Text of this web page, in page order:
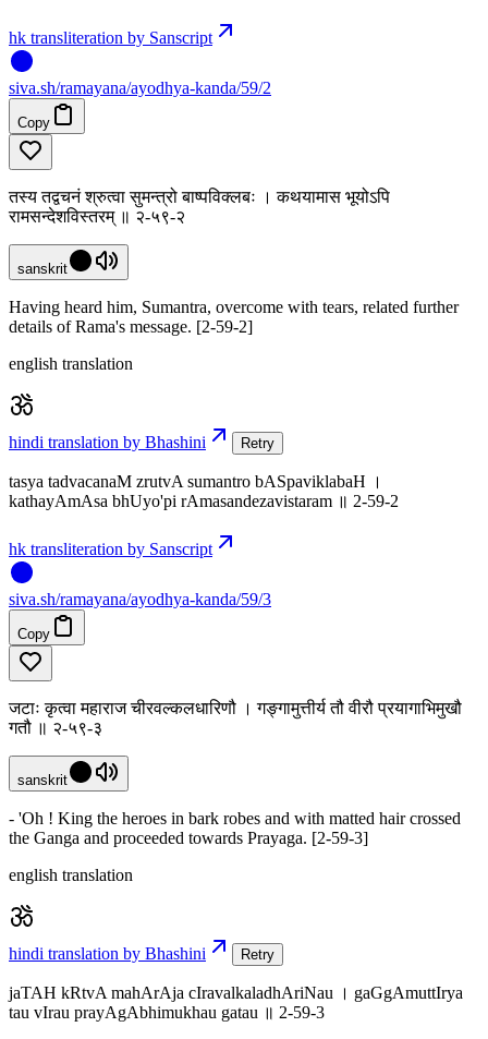
hk transliteration by Sanscript
siva.sh/ramayana/ayodhya-kanda/59/2
Copy
तस्य तद्वचनं श्रुत्वा सुमन्त्रो बाष्पविक्लबः । कथयामास भूयोऽपि
रामसन्देशविस्तरम् ॥ २-५९-२
sanskrit
Having heard him, Sumantra, overcome with tears, related further
details of Rama's message. [2-59-2]
english translation
hindi translation by Bhashini Retry
tasya tadvacanaM zrutvA sumantro bASpaviklabaH ।
kathayAmAsa bhUyo'pi rAmasandezavistaram ॥ 2-59-2
hk transliteration by Sanscript
siva.sh/ramayana/ayodhya-kanda/59/3
Copy
जटाः कृत्वा महाराज चीरवल्कलधारिणौ । गङ्गामुत्तीर्य तौ वीरौ प्रयागाभिमुखौ
गतौ ॥ २-५९-३
sanskrit
- 'Oh ! King the heroes in bark robes and with matted hair crossed
the Ganga and proceeded towards Prayaga. [2-59-3]
english translation
hindi translation by Bhashini Retry
jaTAH kRtvA mahArAja cIravalkaladhAriNau । gaGgAmuttIrya
tau vIrau prayAgAbhimukhau gatau ॥ 2-59-3